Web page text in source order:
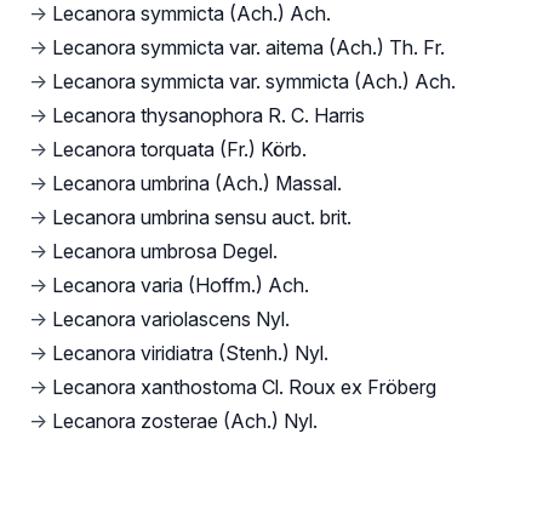
→ Lecanora symmicta (Ach.) Ach.
→ Lecanora symmicta var. aitema (Ach.) Th. Fr.
→ Lecanora symmicta var. symmicta (Ach.) Ach.
→ Lecanora thysanophora R. C. Harris
→ Lecanora torquata (Fr.) Körb.
→ Lecanora umbrina (Ach.) Massal.
→ Lecanora umbrina sensu auct. brit.
→ Lecanora umbrosa Degel.
→ Lecanora varia (Hoffm.) Ach.
→ Lecanora variolascens Nyl.
→ Lecanora viridiatra (Stenh.) Nyl.
→ Lecanora xanthostoma Cl. Roux ex Fröberg
→ Lecanora zosterae (Ach.) Nyl.